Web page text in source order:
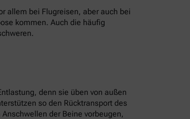
allem bei Flugreisen, aber auch bei
kommen. Auch die häufig
denn sie üben von außen
so den Rücktransport des
der Beine vorbeugen,